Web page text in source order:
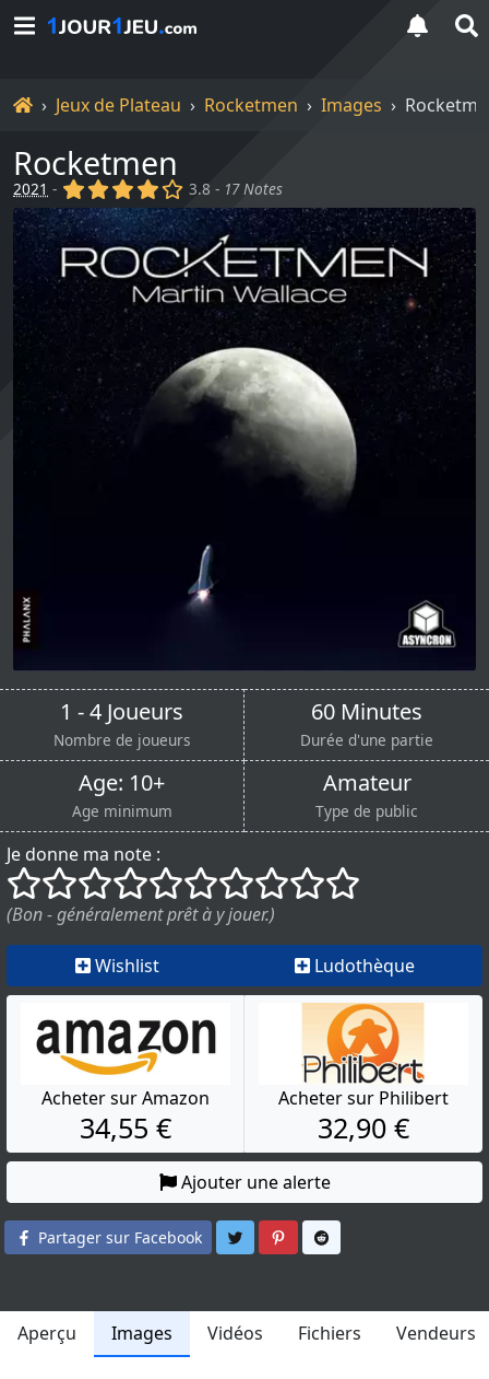
Accueil
Jeux de Plateau Rocketmen Images
Rocketmen
2021 - (x) (x) (x) (x) ()
3.8 - 17 Notes
1 - 4 Joueurs
Nombre de joueurs
60 Minutes
Durée d'une partie
Age: 10+
Age minimum
Amateur
Type de public
Je donne ma note :
()
() () () () () () () ()
()
(Bon - généralement prêt à y jouer.)
Wishlist Ludothèque
Acheter sur Amazon
34,55 €
Acheter sur Philibert
32,90 €
Ajouter une alerte
Partager sur Facebook Partager sur Twitter
Partager sur Pinterest
Aperçu Images Vidéos Fichiers Vendeurs